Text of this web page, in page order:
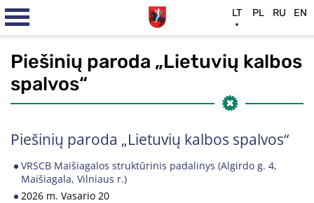
Piešinių paroda „Lietuvių kalbos
spalvos“
Piešinių paroda „Lietuvių kalbos spalvos“
VRSCB Maišiagalos struktūrinis padalinys (Algirdo g. 4,
Maišiagala, Vilniaus r.)
2026 m. Vasario 20
LT PL RU EN